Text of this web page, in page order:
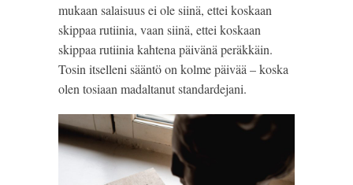
mukaan salaisuus ei ole siinä, ettei koskaan
skippaa rutiinia, vaan siinä, ettei koskaan
skippaa rutiinia kahtena päivänä peräkkäin.
Tosin itselleni sääntö on kolme päivää – koska
olen tosiaan madaltanut standardejani.